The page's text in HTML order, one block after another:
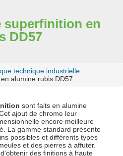
superfinition en
DD57
technique industrielle
alumine rubis DD57
sont faits en alumine
ajout de chrome leur
encore meilleure
La gamme standard présente
possibles et différents types
et des pierres à affuter.
des finitions à haute